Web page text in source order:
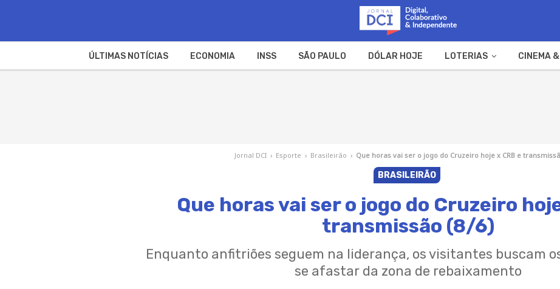
ÚLTIMAS NOTÍCIAS ECONOMIA INSS SÃO PAULO DÓLAR HOJE LOTERIAS CINEMA
Jornal DCI › Esporte › Brasileirão › Que horas vai ser o jogo do Cruzeiro hoje x CRB e
BRASILEIRÃO
Que horas vai ser o jogo do Cruzeiro
transmissão (8/6)
Enquanto anfitriões seguem na liderança, os visitantes buscam
se afastar da zona de rebaixamento